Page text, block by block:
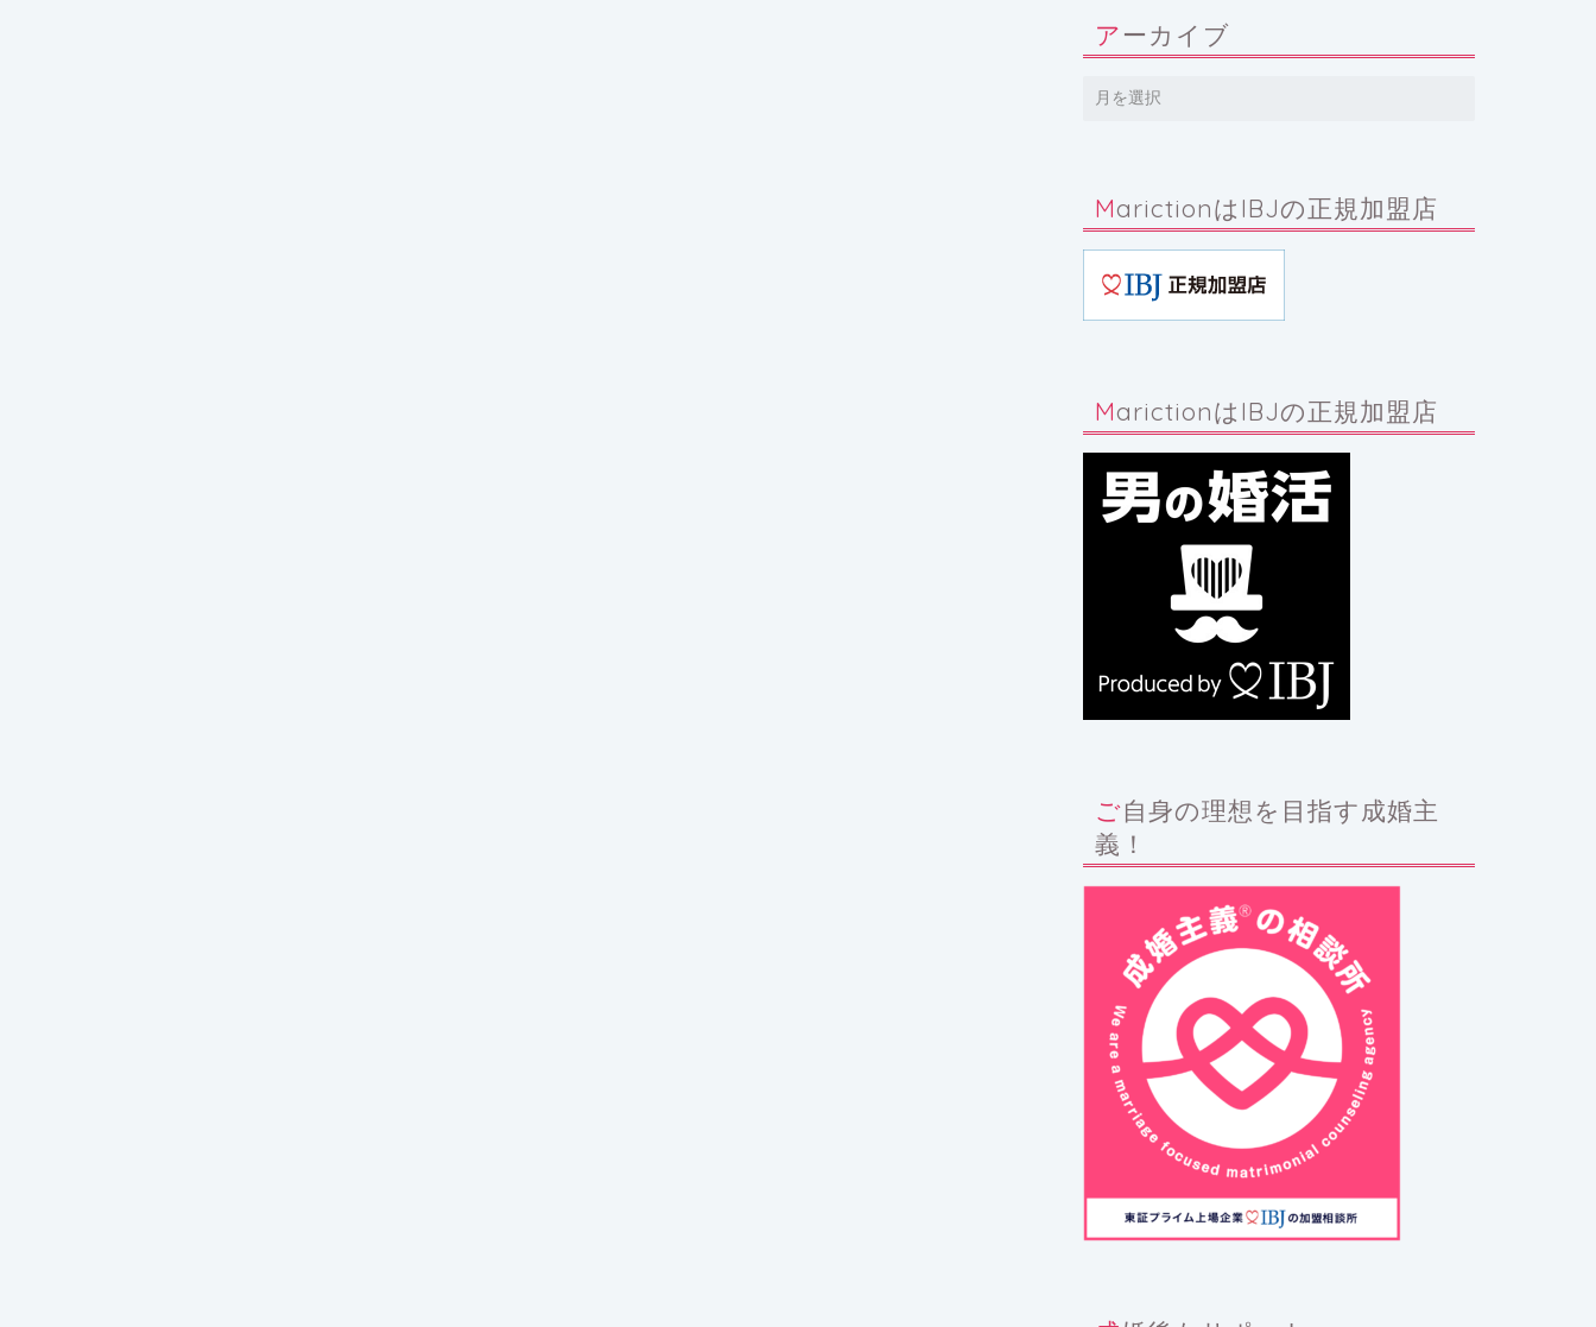
アーカイブ
MarictionはIBJの正規加盟店
MarictionはIBJの正規加盟店
ご自身の理想を目指す成婚主
義！